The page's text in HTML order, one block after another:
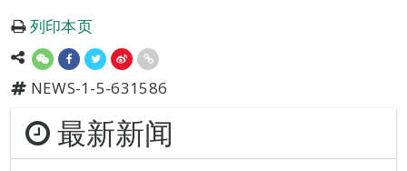
列印本页
NEWS-1-5-631586
最新新闻